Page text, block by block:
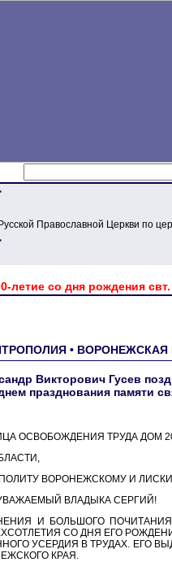
Православной Церкви по
летие со дня рождения
• ВОРОНЕЖСКАЯ
Викторович Гусев
празднования памяти
ОСВОБОЖДЕНИЯ ТРУДА ДОМ
ВОРОНЕЖСКОМУ И
ВЛАДЫКА СЕРГИЙ!
И БОЛЬШОГО
СО ДНЯ ЕГО
УСЕРДИЯ В ТРУДАХ. ЕГО
КРАЯ.